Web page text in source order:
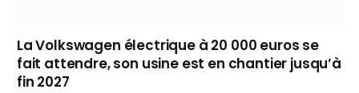
La Volkswagen électrique à 20 000 euros se
fait attendre, son usine est en chantier jusqu’à
fin 2027